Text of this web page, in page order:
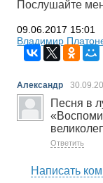
Послушайте
09.06.2017 15:01
Владимир
Александр
Песня в
Ответить
Написать